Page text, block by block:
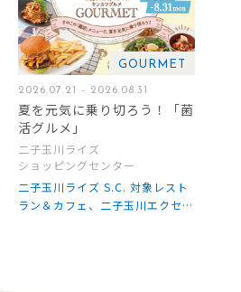
GOURMET
2026.07.21 - 2026.08.31
夏を元気に乗り切ろう！「菌
活グルメ」
二子玉川ライズ
ショッピングセンター
二子玉川ライズ S.C. 対象レスト
ラン＆カフェ、二子玉川エクセル